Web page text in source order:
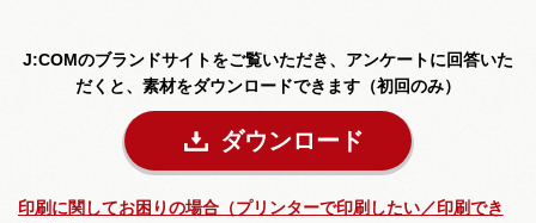
J:COMのブランドサイトをご覧いただき、 アンケートに回答いた
だくと、素材をダウンロードできます（初回のみ）
ダウンロード
印刷に関してお困りの場合（プリンターで印刷したい／印刷でき